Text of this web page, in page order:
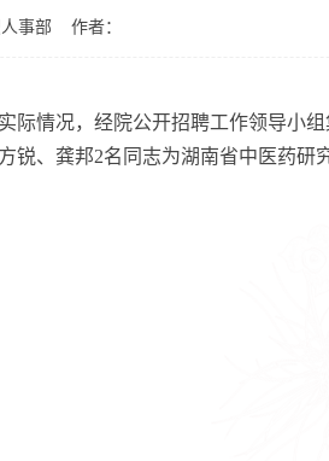
事部 作者：
情况，经院公开招聘工作领导小
、龚邦2名同志为湖南省中医药研